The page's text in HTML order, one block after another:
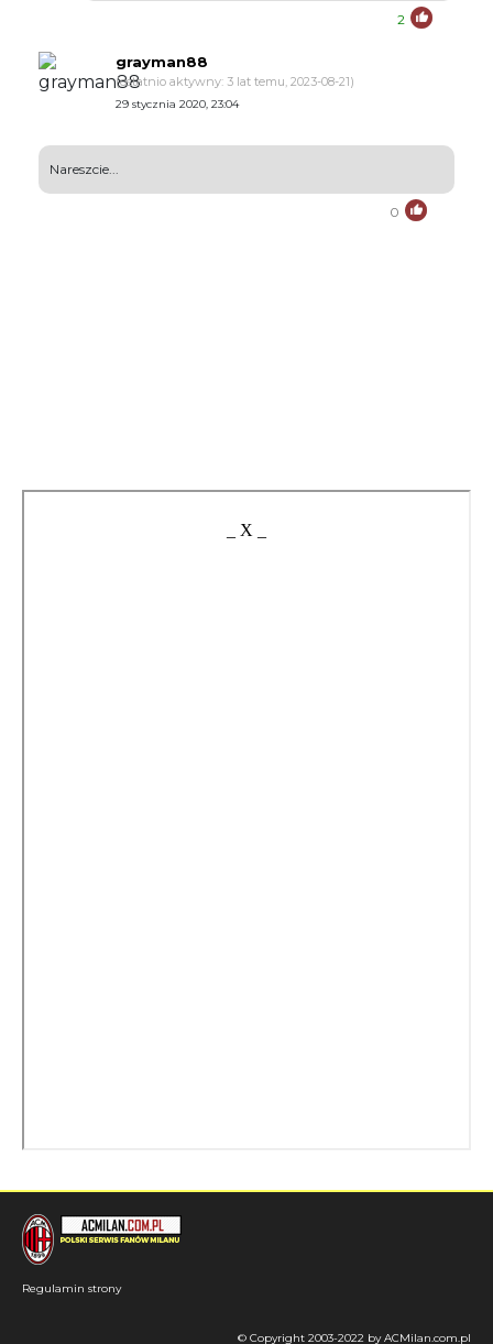
2
grayman88
(ostatnio aktywny: 3 lat temu, 2023-08-21)
29 stycznia 2020, 23:04
Nareszcie...
0
Regulamin strony
© Copyright 2003-2022 by ACMilan.com.pl